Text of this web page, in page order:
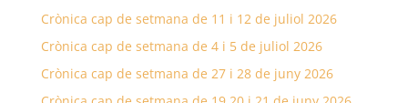
Crònica cap de setmana de 11 i 12 de juliol 2026
Crònica cap de setmana de 4 i 5 de juliol 2026
Crònica cap de setmana de 27 i 28 de juny 2026